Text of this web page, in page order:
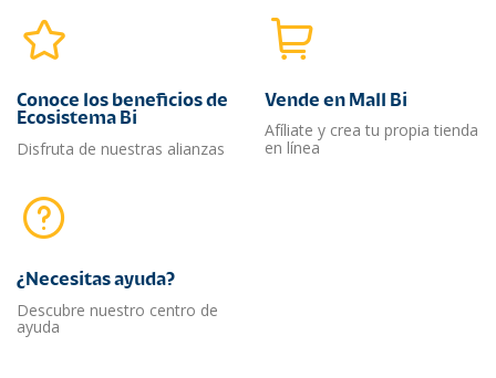
Conoce los beneficios de
Ecosistema Bi
Disfruta de nuestras alianzas
Vende en Mall Bi
Afíliate y crea tu propia tienda
en línea
¿Necesitas ayuda?​
Descubre nuestro centro de
ayuda